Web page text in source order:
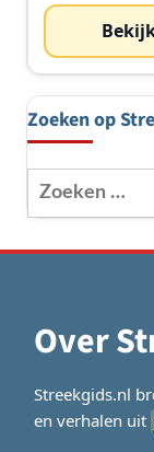
Zoeken op
Zoeken
naar:
Over
Streekgids.nl
en verhalen uit